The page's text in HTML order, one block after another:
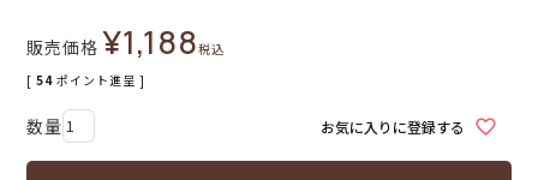
販売価格 ¥1,188税込
[ 54 ポイント進呈 ]
お気に入りに登録する